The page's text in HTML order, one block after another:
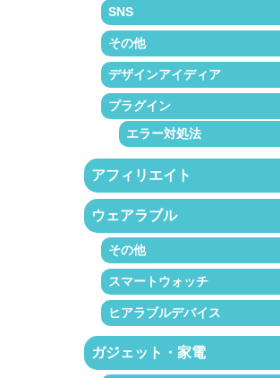
SNS
その他
デザインアイディア
プラグイン
エラー対処法
アフィリエイト
ウェアラブル
その他
スマートウォッチ
ヒアラブルデバイス
ガジェット・家電